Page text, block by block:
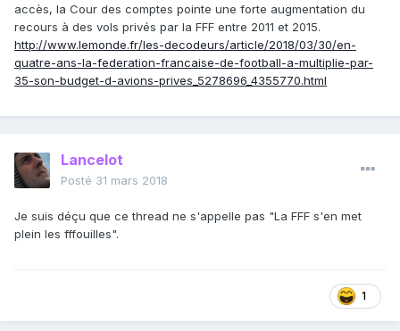
accès, la Cour des comptes pointe une forte augmentation du
recours à des vols privés par la FFF entre 2011 et 2015.
http://www.lemonde.fr/les-decodeurs/article/2018/03/30/en-
quatre-ans-la-federation-francaise-de-football-a-multiplie-par-
35-son-budget-d-avions-prives_5278696_4355770.html
Lancelot
Posté 31 mars 2018
Je suis déçu que ce thread ne s'appelle pas "La FFF s'en met
plein les fffouilles".
1